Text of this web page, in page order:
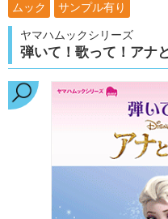
ムック サンプル有り
ヤマハムックシリーズ
弾いて！歌って！アナ